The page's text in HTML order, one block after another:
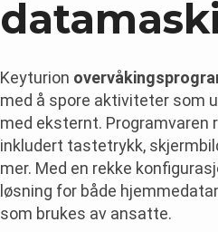
Keyturion
med å spore aktiviteter som
med eksternt. Programvaren
inkludert tastetrykk,
mer. Med en rekke
løsning for både
som brukes av ansatte.